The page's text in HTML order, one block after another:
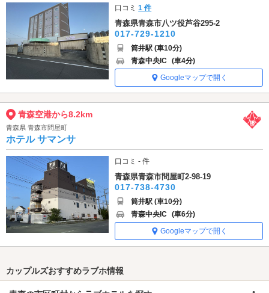
口コミ1 件
青森県青森市八ツ役芦谷295-2
017-729-1210
筒井駅 (車10分)
青森中央IC (車4分)
Googleマップで開く
青森空港から8.2km
青森県 青森市問屋町
ホテル サマンサ
口コミ - 件
青森県青森市問屋町2-98-19
017-738-4730
筒井駅 (車10分)
青森中央IC (車6分)
Googleマップで開く
カップルズおすすめラブホ情報